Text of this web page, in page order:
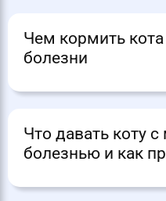
Чем кормить
болезни
Что давать коту
болезнью и как